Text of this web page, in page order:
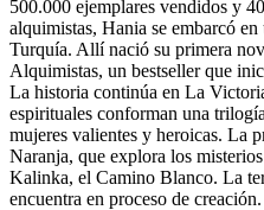
500.000 ejemplares vendidos y
alquimistas, Hania se embarcó
Turquía. Allí nació su primera
Alquimistas, un bestseller que
La historia continúa en La
espirituales conforman una
mujeres valientes y heroicas. La
Naranja, que explora los
Kalinka, el Camino Blanco. La
encuentra en proceso de creación.